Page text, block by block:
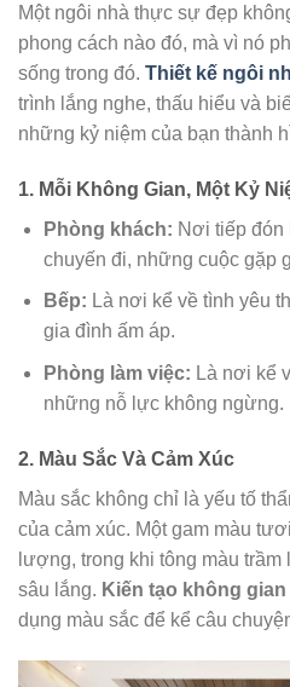
Một ngôi nhà thực sự đẹp
phong cách nào đó, mà vì nó
sống trong đó. Thiết kế ngôi
trình lắng nghe, thấu hiểu và
những kỷ niệm của bạn thành
1. Mỗi Không Gian, Một Kỷ
Phòng khách: Nơi tiếp đón
chuyến đi, những cuộc gặp
Bếp: Là nơi kể về tình yêu
gia đình ấm áp.
Phòng làm việc: Là nơi kể
những nỗ lực không ngừng.
2. Màu Sắc Và Cảm Xúc
Màu sắc không chỉ là yếu tố
của cảm xúc. Một gam màu
lượng, trong khi tông màu
sâu lắng. Kiến tạo không
dụng màu sắc để kể câu